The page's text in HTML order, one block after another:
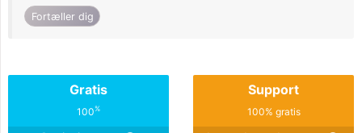
Fortæller dig
Gratis
100%
Support
100% gratis